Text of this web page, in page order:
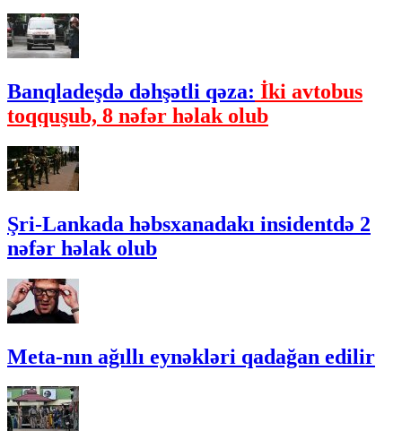
Banqladeşdə dəhşətli qəza: İki avtobus
toqquşub, 8 nəfər həlak olub
Şri-Lankada həbsxanadakı insidentdə 2
nəfər həlak olub
Meta-nın ağıllı eynəkləri qadağan edilir